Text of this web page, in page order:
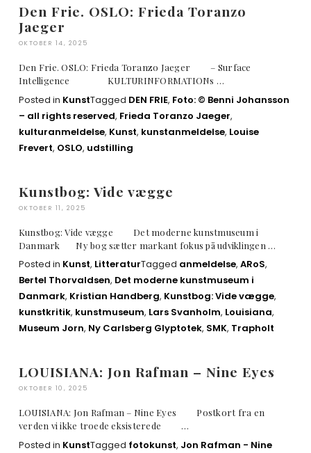
Den Frie. OSLO: Frieda Toranzo
Jaeger
OKTOBER 14, 2025
Den Frie. OSLO: Frieda Toranzo Jaeger – Surface
Intelligence KULTURINFORMATIONs …
Posted in KunstTagged DEN FRIE, Foto: © Benni Johansson
– all rights reserved, Frieda Toranzo Jaeger,
kulturanmeldelse, Kunst, kunstanmeldelse, Louise
Frevert, OSLO, udstilling
Kunstbog: Vide vægge
OKTOBER 11, 2025
Kunstbog: Vide vægge Det moderne kunstmuseum i
Danmark Ny bog sætter markant fokus på udviklingen …
Posted in Kunst, LitteraturTagged anmeldelse, ARoS,
Bertel Thorvaldsen, Det moderne kunstmuseum i
Danmark, Kristian Handberg, Kunstbog: Vide vægge,
kunstkritik, kunstmuseum, Lars Svanholm, Louisiana,
Museum Jorn, Ny Carlsberg Glyptotek, SMK, Trapholt
LOUISIANA: Jon Rafman – Nine Eyes
OKTOBER 10, 2025
LOUISIANA: Jon Rafman – Nine Eyes Postkort fra en
verden vi ikke troede eksisterede …
Posted in KunstTagged fotokunst, Jon Rafman - Nine